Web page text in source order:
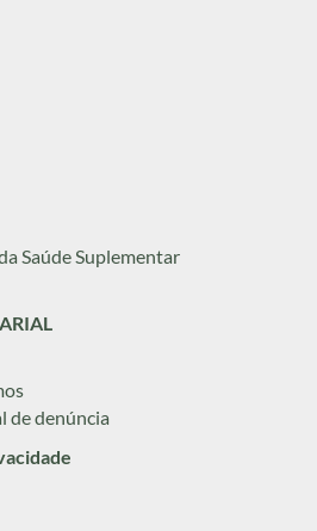
Saúde Suplementar
de denúncia